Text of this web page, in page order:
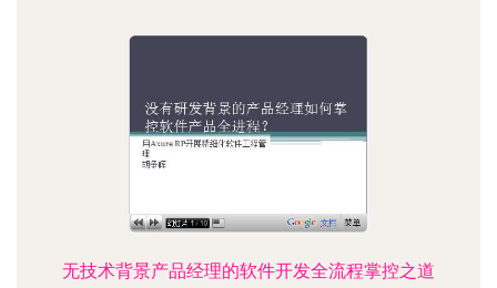
无技术背景产品经理的软件开发全流程掌控之道